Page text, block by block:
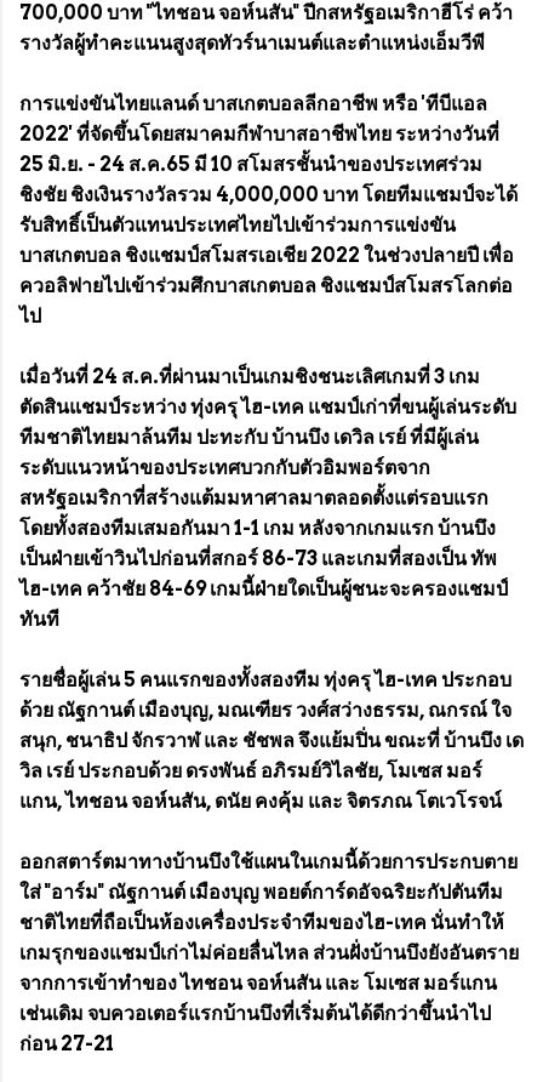
700,000 บาท "ไทชอน จอห์นสัน" ปีกสหรัฐอเมริกาฮีโร่ คว้า
รางวัลผู้ทำคะแนนสูงสุดทัวร์นาเมนต์และตำแหน่งเอ็มวีพี
การแข่งขันไทยแลนด์ บาสเกตบอลลีกอาชีพ หรือ 'ทีบีแอล
2022' ที่จัดขึ้นโดยสมาคมกีฬาบาสอาชีพไทย ระหว่างวันที่
25 มิ.ย. - 24 ส.ค.65 มี 10 สโมสรชั้นนำของประเทศร่วม
ชิงชัย ชิงเงินรางวัลรวม 4,000,000 บาท โดยทีมแชมป์จะได้
รับสิทธิ์เป็นตัวแทนประเทศไทยไปเข้าร่วมการแข่งขัน
บาสเกตบอล ชิงแชมป์สโมสรเอเชีย 2022 ในช่วงปลายปี เพื่อ
ควอลิฟายไปเข้าร่วมศึกบาสเกตบอล ชิงแชมป์สโมสรโลกต่อ
ไป
เมื่อวันที่​ 24 ส.ค.ที่ผ่านมาเป็นเกมชิงชนะเลิศเกมที่ 3 เกม
ตัดสินแชมป์ระหว่าง ทุ่งครุ​ ไฮ-เทค​ แชมป์เก่าที่ขนผู้เล่นระดับ
ทีมชาติไทยมาล้นทีม ปะทะกับ บ้านบึง เดวิล เรย์ ที่มีผู้เล่น
ระดับแนวหน้าของประเทศบวกกับตัวอิมพอร์ตจาก
สหรัฐอเมริกาที่สร้างแต้มมหาศาลมาตลอดตั้งแต่รอบแรก
โดยทั้งสองทีมเสมอกันมา 1-1 เกม หลังจากเกมแรก บ้านบึง
เป็นฝ่ายเข้าวินไปก่อนที่สกอร์ 86-73 และเกมที่สองเป็น ทัพ
ไฮ-เทค​ คว้าชัย 84-69 เกมนี้ฝ่ายใดเป็นผู้ชนะจะครองแชมป์
ทันที
รายชื่อผู้เล่น 5 คนแรกของทั้งสองทีม ทุ่งครุ​ ไฮ-เทค​ ประกอบ
ด้วย​ ณัฐกานต์​ เมืองบุญ, มณเฑียร วงศ์สว่างธรรม, ณกรณ์ ใจ
สนุก, ชนาธิป จักรวาฬ และ​ ชัชพล จึงแย้มปิ่น​ ขณะที่ บ้านบึง เด
วิล เรย์ ประกอบด้วย​ ดรงพันธ์ อภิรมย์วิไลชัย, โมเซส​ มอร์
แกน,​ ไทชอน​ จอห์นสัน,​ ดนัย คงคุ้ม และ​ จิตรภณ โตเวโรจน์
ออกสตาร์ตมาทางบ้านบึงใช้แผนในเกมนี้ด้วยการประกบตาย
ใส่ "อาร์ม" ณัฐกานต์​ เมืองบุญ พอยต์การ์ดอัจฉริยะกัปตันทีม
ชาติไทยที่ถือเป็นห้องเครื่องประจำทีมของไฮ-เทค​ นั่นทำให้
เกมรุกของแชมป์เก่าไม่ค่อยลื่นไหล ส่วนฝั่งบ้านบึงยังอันตราย
จากการเข้าทำของ ไทชอน จอห์นสัน และ โมเซส มอร์แกน
เช่นเดิม จบควอเตอร์แรกบ้านบึงที่เริ่มต้นได้ดีกว่าขึ้นนำไป
ก่อน 27-21